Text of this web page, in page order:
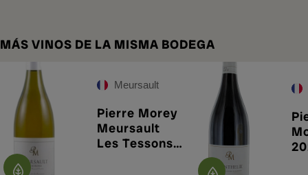
MÁS VINOS DE LA MISMA BODEGA
Meursault
Pierre Morey
Meursault
Les Tessons